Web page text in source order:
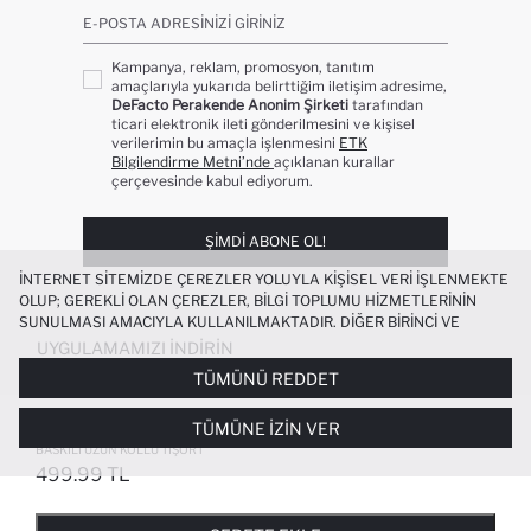
KIZ ÇOCUK 29 EKIM CUMHURIYET
BAYRAMI BISIKLET YAKA ATATÜRK
BASKILI UZUN KOLLU TIŞÖRT
499.99 TL
E-POSTA ADRESINIZI GIRINIZ
Kampanya, reklam, promosyon, tanıtım
amaçlarıyla yukarıda belirttiğim iletişim adresime,
DeFacto Perakende Anonim Şirketi tarafından
ticari elektronik ileti gönderilmesini ve kişisel
verilerimin bu amaçla işlenmesini ETK
Bilgilendirme Metni’nde açıklanan kurallar
çerçevesinde kabul ediyorum.
ŞIMDI ABONE OL!
UYGULAMAMIZI İNDIRIN
POPÜLER KATEGORILER
İNTERNET SITEMIZDE ÇEREZLER YOLUYLA KIŞISEL VERI IŞLENMEKTE
OLUP; GEREKLI OLAN ÇEREZLER, BILGI TOPLUMU HIZMETLERININ
SUNULMASI AMACIYLA KULLANILMAKTADIR. DIĞER BIRINCI VE
ÜÇÜNCÜ TARAF ÇEREZLER ISE SIZE DAHA IYI BIR ALIŞVERIŞ
DENEYIMI SUNULABILMESI, SITEMIZIN DAHA IŞLEVSEL KILINMASI VE
KIŞISELLEŞTIRMESI VE AÇIK RIZA VERMENIZ HALINDE, SIZLERE
YÖNELIK PAZARLAMA FAALIYETLERININ YAPILMASI AMAÇLARIYLA
SINIRLI OLARAK KULLANILACAKTIR. ÇEREZLERE DAIR TERCIHLERINIZI
ÇEREZ TERCIHLERIPANELI ARACILIĞIYLA HER ZAMAN YÖNETEBILIR,
ÇEREZLERLE ILGILI DAHA DETAYLI BILGIYE
TÜMÜNÜ REDDET
TÜMÜNE İZIN VER